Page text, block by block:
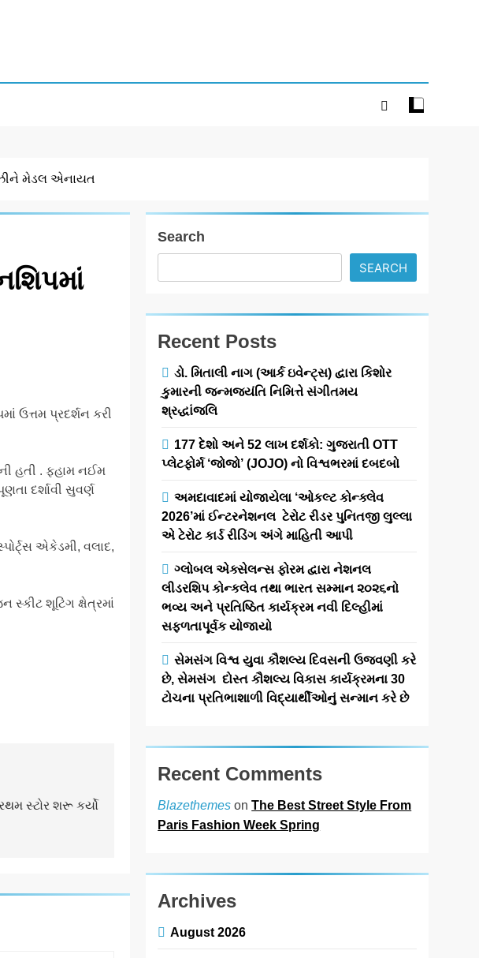
મેડલ એનાયત
ઉત્તમ પ્રદર્શન કરી
હતી . ફહામ નઈમ
દર્શાવી સુવર્ણ
એકેડમી, વલાદ,
સ્કીટ શૂટિંગ ક્ષેત્રમાં
સ્ટોર શરૂ કર્યો
Search
SEARCH
Recent Posts
ડો. મિતાલી નાગ (આર્ક ઇવેન્ટ્સ) દ્વારા કિશોર
કુમારની જન્મજયંતિ નિમિત્તે સંગીતમય
શ્રદ્ધાંજલિ
177 દેશો અને 52 લાખ દર્શકો: ગુજરાતી OTT
પ્લેટફોર્મ ‘જોજો’ (JOJO) નો વિશ્વભરમાં દબદબો
અમદાવાદમાં યોજાયેલા ‘ઓકલ્ટ કોન્ક્લેવ
2026’માં ઈન્ટરનેશનલ ટેરોટ રીડર પુનિતજી લુલ્લા
એ ટેરોટ કાર્ડ રીડિંગ અંગે માહિતી આપી
ગ્લોબલ એક્સેલન્સ ફોરમ દ્વારા નેશનલ
લીડરશિપ કોન્કલેવ તથા ભારત સમ્માન ૨૦૨૬નો
ભવ્ય અને પ્રતિષ્ઠિત કાર્યક્રમ નવી દિલ્હીમાં
સફળતાપૂર્વક યોજાયો
સેમસંગ વિશ્વ યુવા કૌશલ્ય દિવસની ઉજવણી કરે
છે, સેમસંગ દોસ્ત કૌશલ્ય વિકાસ કાર્યક્રમના 30
ટોચના પ્રતિભાશાળી વિદ્યાર્થીઓનું સન્માન કરે છે
Recent Comments
Blazethemes onThe Best Street Style From
Paris Fashion Week Spring
Archives
August 2026